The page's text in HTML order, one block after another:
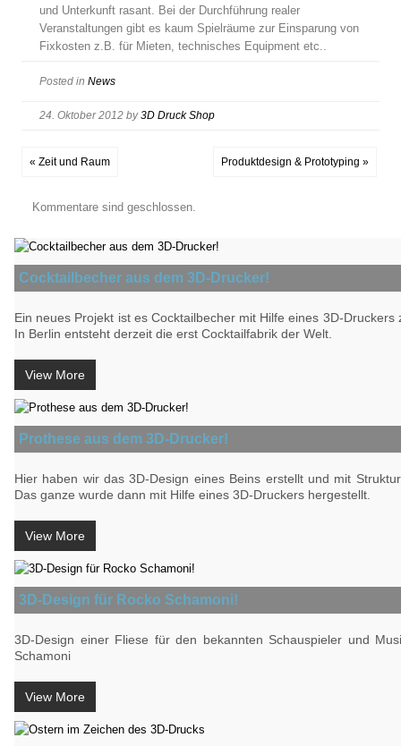
und Unterkunft rasant. Bei der Durchführung realer
Veranstaltungen gibt es kaum Spielräume zur Einsparung von
Fixkosten z.B. für Mieten, technisches Equipment etc..
Posted in News
24. Oktober 2012 by3D Druck Shop
« Zeit und Raum Produktdesign & Prototyping »
Kommentare sind geschlossen.
Cocktailbecher aus dem 3D-Drucker!
Ein neues Projekt ist es Cocktailbecher mit Hilfe eines 3D-Druckers
In Berlin entsteht derzeit die erst Cocktailfabrik der Welt.
View More
Prothese aus dem 3D-Drucker!
Hier haben wir das 3D-Design eines Beins erstellt und mit
Das ganze wurde dann mit Hilfe eines 3D-Druckers hergestellt.
View More
3D-Design für Rocko Schamoni!
3D-Design einer Fliese für den bekannten Schauspieler und
Schamoni
View More